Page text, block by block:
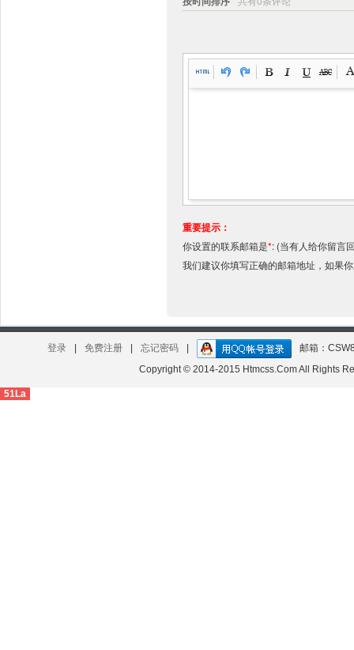
重要提示：
你设置的联系邮箱是*: (当有人给你留言
我们建议你填写正确的邮箱地址，如果
登录 免费注册 忘记密码
邮箱：
Copyright © 2014-2015 Htmcss.Com All Rights
51La